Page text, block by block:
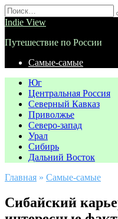
Перейти
к
Search
for:
Indie View
Путешествие по России
Самые-самые
Юг
Центральная Россия
Северный Кавказ
Приволжье
Северо-запад
Урал
Сибирь
Дальний Восток
Главная » Самые-самые
Сибайский